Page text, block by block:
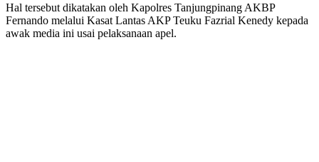
Hal tersebut dikatakan oleh Kapolres Tanjungpinang AKBP
Fernando melalui Kasat Lantas AKP Teuku Fazrial Kenedy kepada
awak media ini usai pelaksanaan apel.